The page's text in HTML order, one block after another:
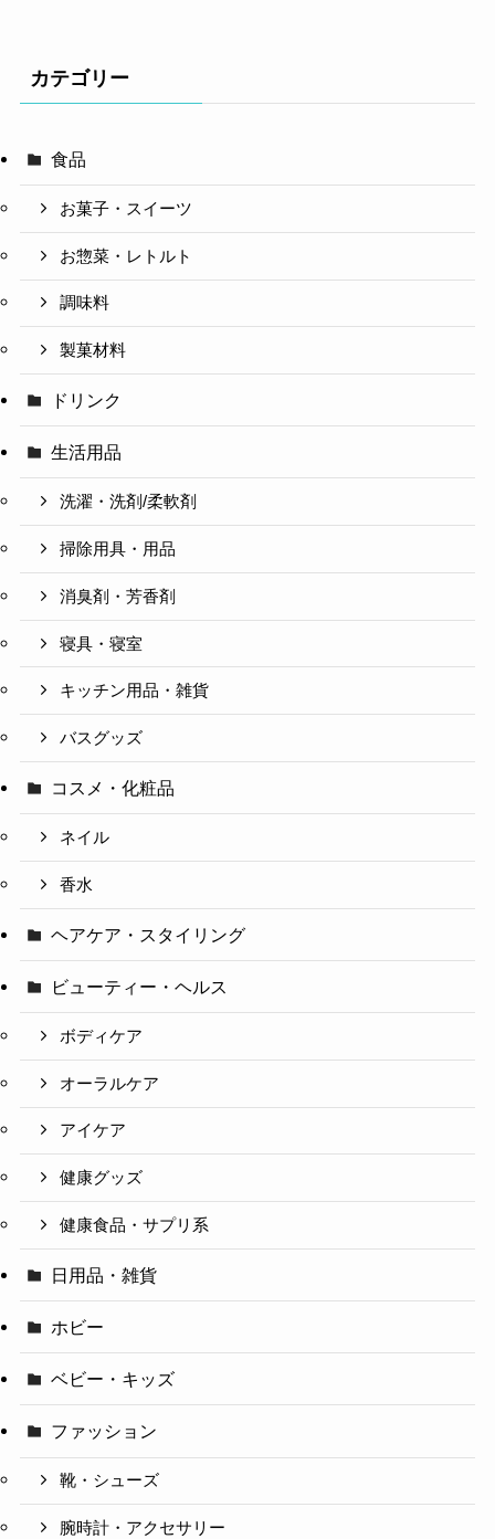
カテゴリー
食品
お菓子・スイーツ
お惣菜・レトルト
調味料
製菓材料
ドリンク
生活用品
洗濯・洗剤/柔軟剤
掃除用具・用品
消臭剤・芳香剤
寝具・寝室
キッチン用品・雑貨
バスグッズ
コスメ・化粧品
ネイル
香水
ヘアケア・スタイリング
ビューティー・ヘルス
ボディケア
オーラルケア
アイケア
健康グッズ
健康食品・サプリ系
日用品・雑貨
ホビー
ベビー・キッズ
ファッション
靴・シューズ
腕時計・アクセサリー